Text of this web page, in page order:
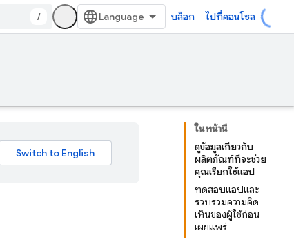
/ บล็อก ไปที่คอนโซล
ในหน้านี้
ดูข้อมูลเกี่ยวกับ
ผลิตภัณฑ์ที่จะช่วย
คุณเรียกใช้แอป
ทดสอบแอปและ
รวบรวมความคิด
เห็นของผู้ใช้ก่อน
เผยแพร่